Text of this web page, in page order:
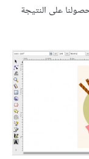
على النتيجة